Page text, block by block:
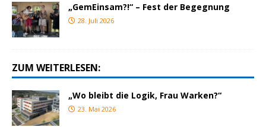
„GemEinsam?!“ – Fest der Begegnung
28. Juli 2026
ZUM WEITERLESEN:
„Wo bleibt die Logik, Frau Warken?“
23. Mai 2026